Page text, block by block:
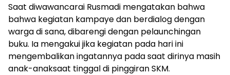
Saat diwawancarai Rusmadi mengatakan bahwa
bahwa kegiatan kampaye dan berdialog dengan
warga di sana, dibarengi dengan pelaunchingan
buku. Ia mengakui jika kegiatan pada hari ini
mengembalikan ingatannya pada saat dirinya masih
anak-anaksaat tinggal di pinggiran SKM.